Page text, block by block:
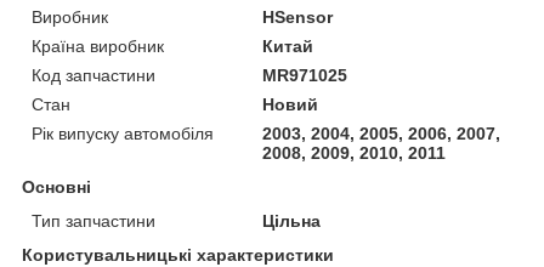
Виробник
HSensor
Країна виробник
Китай
Код запчастини
MR971025
Стан
Новий
Рік випуску автомобіля
2003, 2004, 2005, 2006, 2007,
2008, 2009, 2010, 2011
Основні
Тип запчастини
Цільна
Користувальницькі характеристики